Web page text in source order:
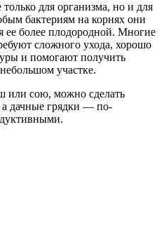
для организма, но и для
бактериям на корнях они
ее более плодородной. Многие
сложного ухода, хорошо
и помогают получить
участке.
или сою, можно сделать
а дачные грядки — по-